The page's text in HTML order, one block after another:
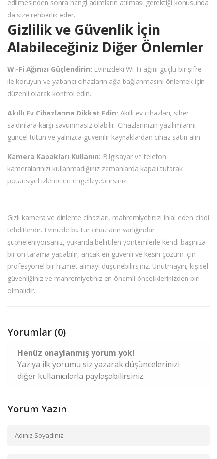
edilmesinden sonra hangi adımların atılması gerektiği konusunda
da size rehberlik eder.
Gizlilik ve Güvenlik İçin
Alabileceğiniz Diğer Önlemler
Wi-Fi Ağınızı Güçlendirin: Evinizdeki Wi-Fi ağını güçlü bir şifre
ile koruyun ve yabancı cihazların ağa bağlanmasını önlemek için
düzenli olarak kontrol edin.
Akıllı Ev Cihazlarına Dikkat Edin: Akıllı ev cihazları, siber
saldırılara karşı savunmasız olabilir. Cihazlarınızın yazılımlarını
güncel tutun ve yalnızca güvenilir kaynaklardan cihaz satın alın.
Kamera Kapakları Kullanın: Bilgisayar ve telefon
kameralarınızı kullanmadığınız zamanlarda kapalı tutarak
potansiyel izlemeleri engelleyebilirsiniz.
Gizli kamera ve dinleme cihazları, mahremiyetinizi ihlal eden ciddi
tehditlerdir. Evinizde bu tür cihazların varlığından
şüpheleniyorsanız, yukarıda belirtilen yöntemlerle kendi başınıza
bir ön tarama yapabilir, ancak en güvenli ve kesin çözüm için
profesyonel bir hizmet almayı düşünebilirsiniz. Unutmayın, kişisel
güvenliğiniz ve mahremiyetiniz en önemli önceliklerinizden biri
olmalıdır.
Yorumlar (0)
Henüz onaylanmış yorum yok!
Yazıya ilk yorumu siz yazarak düşüncelerinizi
diğer kullanıcılarla paylaşabilirsiniz.
Yorum Yazın